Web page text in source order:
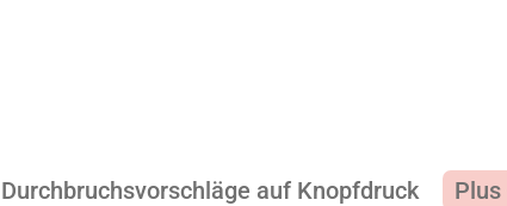
Durchbruchsvorschläge auf Knopfdruck